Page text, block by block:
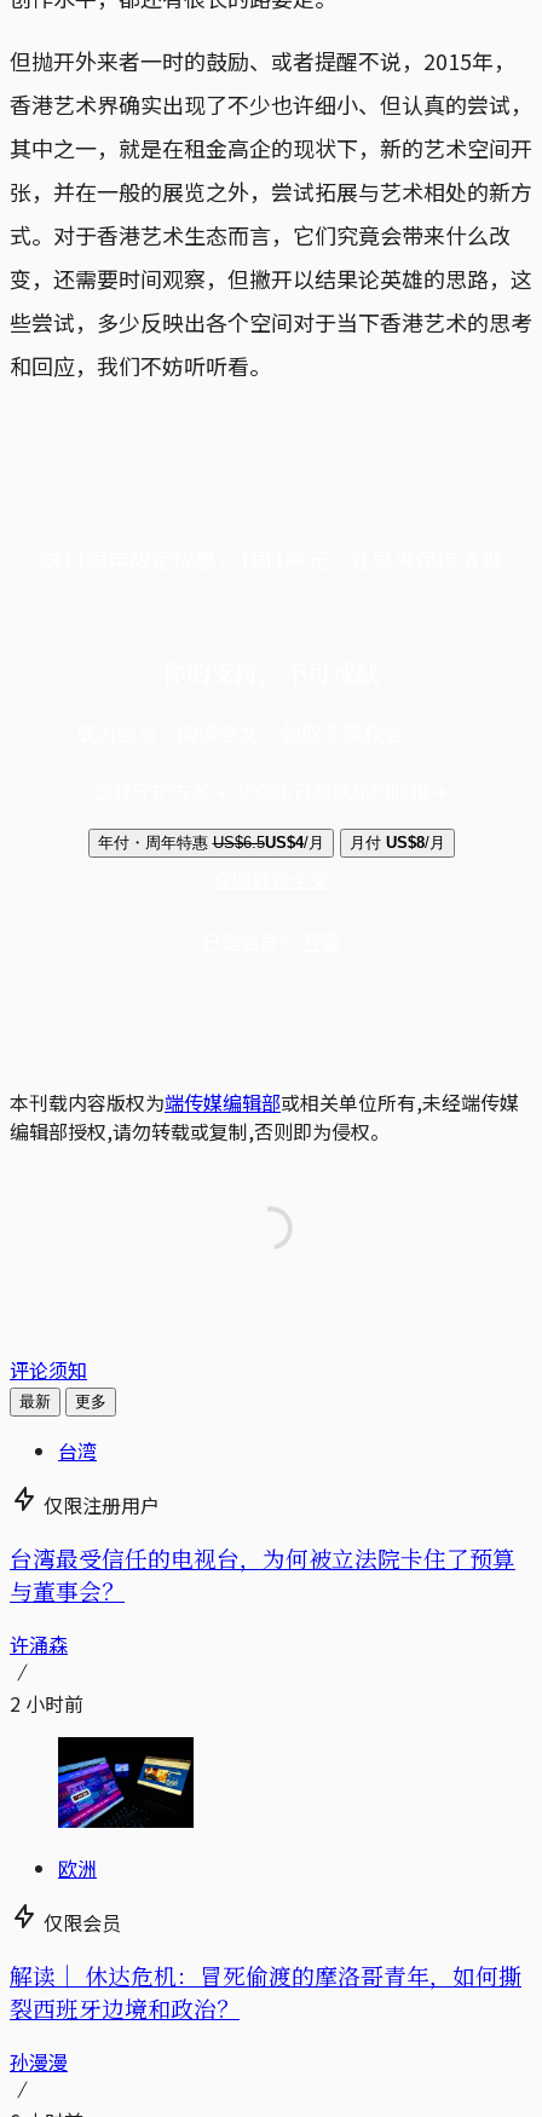
但抛开外来者一时的鼓励、或者提醒不说，2015年，
香港艺术界确实出现了不少也许细小、但认真的尝试，
其中之一，就是在租金高企的现状下，新的艺术空间开
张，并在一般的展览之外，尝试拓展与艺术相处的新方
式。对于香港艺术生态而言，它们究竟会带来什么改
变，还需要时间观察，但撇开以结果论英雄的思路，这
些尝试，多少反映出各个空间对于当下香港艺术的思考
和回应，我们不妨听听看。
年付・周年特惠 US$6.5US$4/月 月付 US$8/月
本刊载内容版权为端传媒编辑部或相关单位所有,未经端传媒
编辑部授权,请勿转载或复制,否则即为侵权。
评论须知
最新 更多
台湾
仅限注册用户
台湾最受信任的电视台，为何被立法院卡住了预算
与董事会？
许涌森
2 小时前
欧洲
仅限会员
解读｜ 休达危机：冒死偷渡的摩洛哥青年，如何撕
裂西班牙边境和政治？
孙漫漫